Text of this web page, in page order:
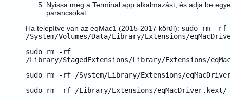
Nyissa meg a Terminal.app alkalmazást, és adja be
parancsokat:
Ha telepítve van az eqMac1 (2015-2017 körül): sudo rm -rf
/System/Volumes/Data/Library/Extensions/
sudo rm -rf
/Library/StagedExtensions/Library/Extensions/
sudo rm -rf /System/Library/Extensions/
sudo rm -rf /Library/Extensions/eqMacDriver.kext/